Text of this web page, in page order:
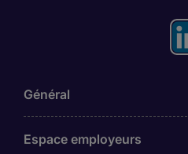
Général
Espace employeurs